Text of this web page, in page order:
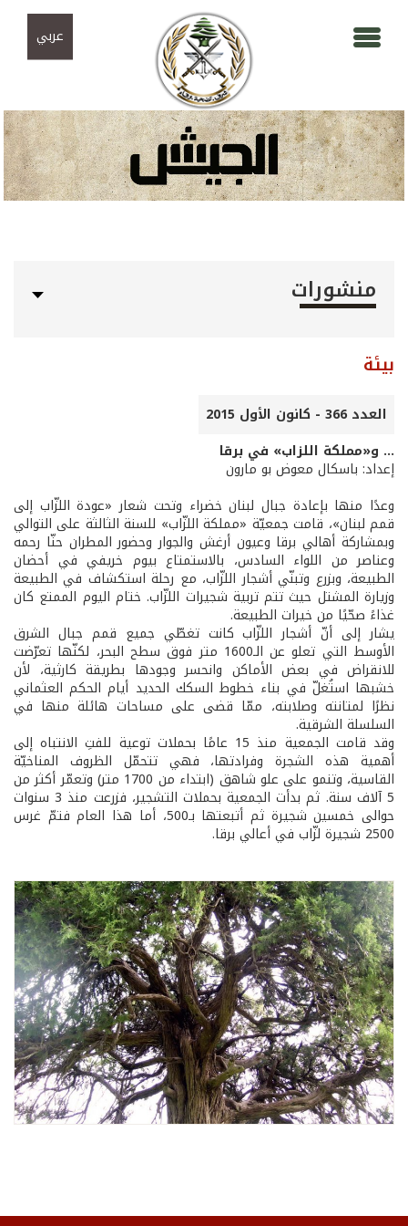
عربي
منشورات
بيئة
العدد 366 - كانون الأول 2015
... و«مملكة اللزاب» في برقا
إعداد: باسكال معوض بو مارون
وعدًا منها بإعادة جبال لبنان خضراء وتحت شعار «عودة اللزّاب إلى
قمم لبنان»، قامت جمعيّة «مملكة اللزّاب» للسنة الثالثة على التوالي
وبمشاركة أهالي برقا وعيون أرغش والجوار وحضور المطران حنّا رحمه
وعناصر من اللواء السادس، بالاستمتاع بيوم خريفي في أحضان
الطبيعة، وبزرع وتبنّي أشجار اللزّاب، مع رحلة استكشاف في الطبيعة
وزيارة المشتل حيث تتم تربية شجيرات اللزّاب. ختام اليوم الممتع كان
غذاءً صحّيًا من خيرات الطبيعة.
يشار إلى أنّ أشجار اللزّاب كانت تغطّي جميع قمم جبال الشرق
الأوسط التي تعلو عن الـ1600 متر فوق سطح البحر، لكنّها تعرّضت
للانقراض في بعض الأماكن وانحسر وجودها بطريقة كارثية، لأن
خشبها استُغلّ في بناء خطوط السكك الحديد أيام الحكم العثماني
نظرًا لمتانته وصلابته، ممّا قضى على مساحات هائلة منها في
السلسلة الشرقية.
وقد قامت الجمعية منذ 15 عامًا بحملات توعية للفتِ الانتباه إلى
أهمية هذه الشجرة وفرادتها، فهي تتحمّل الظروف المناخيّة
القاسية، وتنمو على علو شاهق (ابتداء من 1700 متر) وتعمّر أكثر من
5 آلاف سنة. ثم بدأت الجمعية بحملات التشجير، فزرعت منذ 3 سنوات
حوالى خمسين شجيرة ثم أتبعتها بـ500، أما هذا العام فتمّ غرس
2500 شجيرة لزّاب في أعالي برقا.